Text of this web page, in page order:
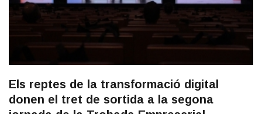
Els reptes de la transformació digital
donen el tret de sortida a la segona